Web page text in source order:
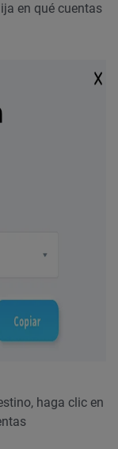
en qué cuentas
haga clic en